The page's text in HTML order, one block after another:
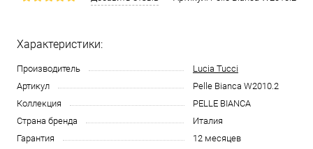
Характеристики:
Производитель
Lucia Tucci
Артикул
Pelle Bianca W2010.2
Коллекция
PELLE BIANCA
Страна бренда
Италия
Гарантия
12 месяцев